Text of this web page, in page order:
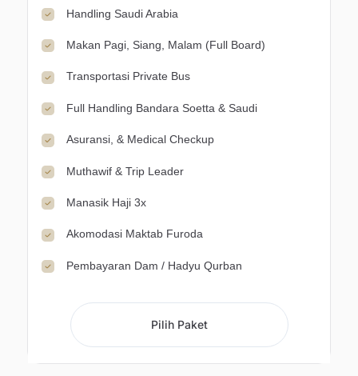
Handling Saudi Arabia
Makan Pagi, Siang, Malam (Full Board)
Transportasi Private Bus
Full Handling Bandara Soetta & Saudi
Asuransi, & Medical Checkup
Muthawif & Trip Leader
Manasik Haji 3x
Akomodasi Maktab Furoda
Pembayaran Dam / Hadyu Qurban
Pilih Paket